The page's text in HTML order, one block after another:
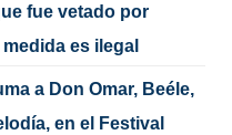
fue vetado por
es ilegal
a Don Omar, Beéle,
en el Festival